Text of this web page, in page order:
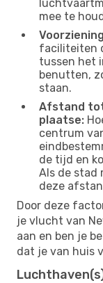
mee te
faciliteiten
tussen het
benutten,
staan.
Afstand
plaatse:
centrum
de tijd en
Als de stad
deze
Door deze
je vlucht van
aan en ben je
dat je van huis